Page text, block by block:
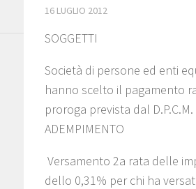
16 LUGLIO 2012
SOGGETTI
Società di persone ed enti
hanno scelto il pagamento
proroga prevista dal
ADEMPIMENTO
Versamento 2a rata delle
dello 0,31% per chi ha